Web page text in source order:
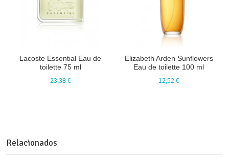
Relacionados
Lacoste Essential Eau de
toilette 75 ml
23,38 €
Elizabeth Arden Sunflowers
Eau de toilette 100 ml
12,52 €